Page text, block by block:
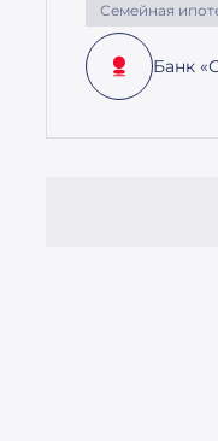
Банк
Семейная